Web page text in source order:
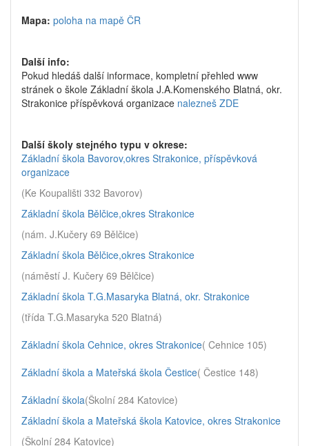
Mapa: poloha na mapě ČR
Další info:
Pokud hledáš další informace, kompletní přehled www
stránek o škole Základní škola J.A.Komenského Blatná, okr.
Strakonice příspěvková organizace nalezneš ZDE
Další školy stejného typu v okrese:
Základní škola Bavorov,okres Strakonice, příspěvková
organizace
(Ke Koupališti 332 Bavorov)
Základní škola Bělčice,okres Strakonice
(nám. J.Kučery 69 Bělčice)
Základní škola Bělčice,okres Strakonice
(náměstí J. Kučery 69 Bělčice)
Základní škola T.G.Masaryka Blatná, okr. Strakonice
(třída T.G.Masaryka 520 Blatná)
Základní škola Cehnice, okres Strakonice( Cehnice 105)
Základní škola a Mateřská škola Čestice( Čestice 148)
Základní škola(Školní 284 Katovice)
Základní škola a Mateřská škola Katovice, okres Strakonice
(Školní 284 Katovice)